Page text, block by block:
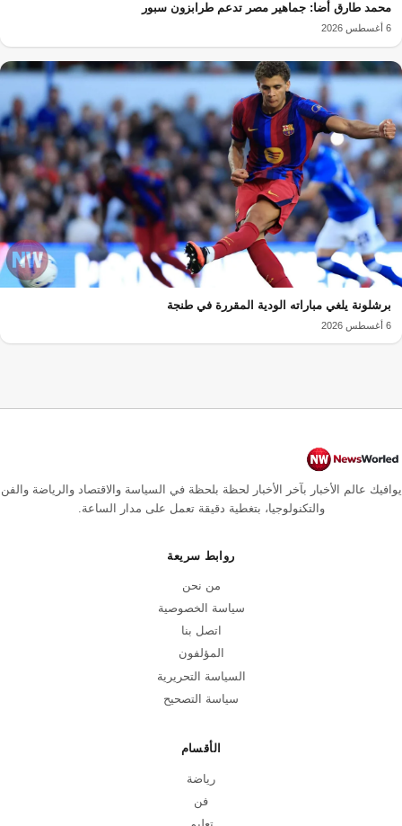
محمد طارق أضا: جماهير مصر تدعم طرابزون سبور
6 أغسطس 2026
برشلونة يلغي مباراته الودية المقررة في طنجة
6 أغسطس 2026
يوافيك عالم الأخبار بآخر الأخبار لحظة بلحظة في السياسة والاقتصاد والرياضة والفن
والتكنولوجيا، بتغطية دقيقة تعمل على مدار الساعة.
روابط سريعة
من نحن
سياسة الخصوصية
اتصل بنا
المؤلفون
السياسة التحريرية
سياسة التصحيح
الأقسام
رياضة
فن